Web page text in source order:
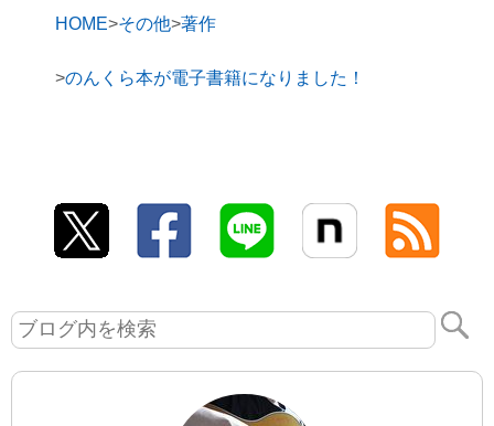
HOME その他 著作
のんくら本が電子書籍になりました！